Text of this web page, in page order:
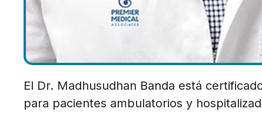
El Dr. Madhusudhan Banda está
para pacientes ambulatorios y